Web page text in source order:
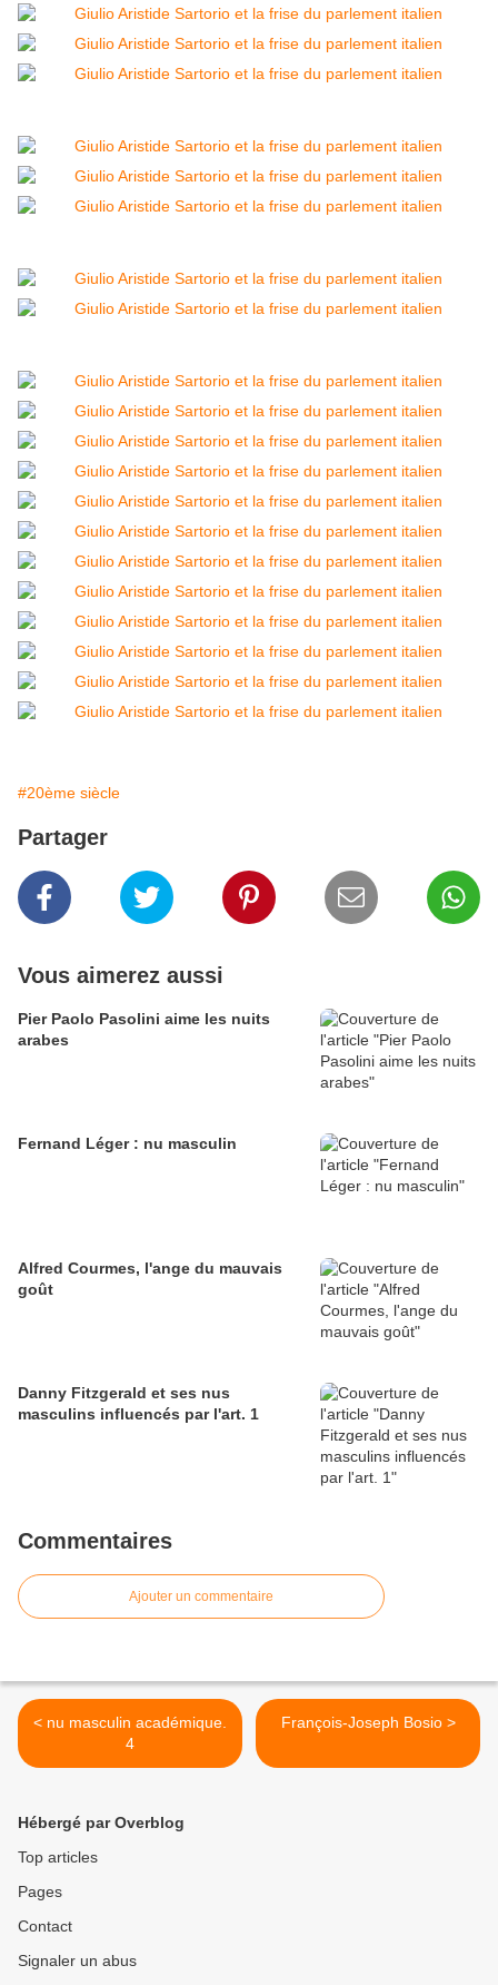
#20ème siècle
Partager
Vous aimerez aussi
Pier Paolo Pasolini aime les nuits
arabes
Fernand Léger : nu masculin
Alfred Courmes, l'ange du mauvais
goût
Danny Fitzgerald et ses nus
masculins influencés par l'art. 1
Commentaires
Ajouter un commentaire
< nu masculin académique.
4
François-Joseph Bosio >
Hébergé par Overblog
Top articles
Pages
Contact
Signaler un abus